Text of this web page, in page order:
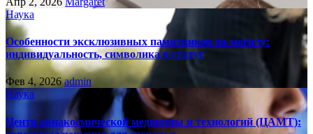
Наука
Особенности эксклюзивных памятников на могилу:
индивидуальность, символика и статус
Фев 4, 2026admin
Наука
Центр авиакосмической медицины и технологий (ЦАМТ):